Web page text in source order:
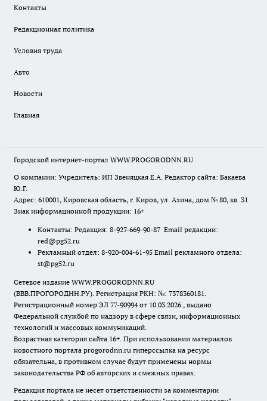
Контакты
Редакционная политика
Условия труда
Авто
Новости
Главная
Городской интернет-портал WWW.PROGORODNN.RU
О компании: Учредитель: ИП Звеняцкая Е.А. Редактор сайта: Бакаева
Ю.Г.
Адрес: 610001, Кировская область, г. Киров, ул. Азина, дом № 80, кв. 31
Знак информационной продукции: 16+
Контакты: Редакция: 8-927-669-90-87 Email редакции:
red@pg52.ru
Рекламный отдел: 8-920-004-61-95 Email рекламного отдела:
st@pg52.ru
Сетевое издание WWW.PROGORODNN.RU
(ВВВ.ПРОГОРОДНН.РУ). Регистрация РКН: №: 7378360181.
Регистрационный номер ЭЛ 77-90994 от 10.03.2026., выдано
Федеральной службой по надзору в сфере связи, информационных
технологий и массовых коммуникаций.
Возрастная категория сайта 16+. При использовании материалов
новостного портала progorodnn.ru гиперссылка на ресурс
обязательна, в противном случае будут применены нормы
законодательства РФ об авторских и смежных правах.
Редакция портала не несет ответственности за комментарии